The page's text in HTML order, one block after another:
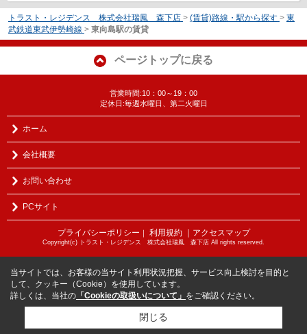
トラスト・レジデンス 株式会社瑞鳳 森下店 > (賃貸)路線・駅から探す > 東
武鉄道東武伊勢崎線 > 東向島駅の賃貸
ページトップに戻る
営業時間:10：00～19：00
定休日:毎週水曜日、第二火曜日
ホーム
会社概要
お問い合わせ
PCサイト
プライバシーポリシー ｜ 利用規約 ｜アクセスマップ
Copyright(c) トラスト・レジデンス 株式会社瑞鳳 森下店 All rights reserved.
当サイトでは、お客様の当サイト利用状況把握、サービス向上検討を目的と
して、クッキー（Cookie）を使用しています。
詳しくは、当社の 「Cookieの取扱いについて」 をご確認ください。
閉じる